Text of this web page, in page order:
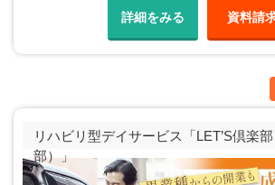
詳細をみる 資料請
リハビリ型デイサービス「LET’S倶楽
部）」